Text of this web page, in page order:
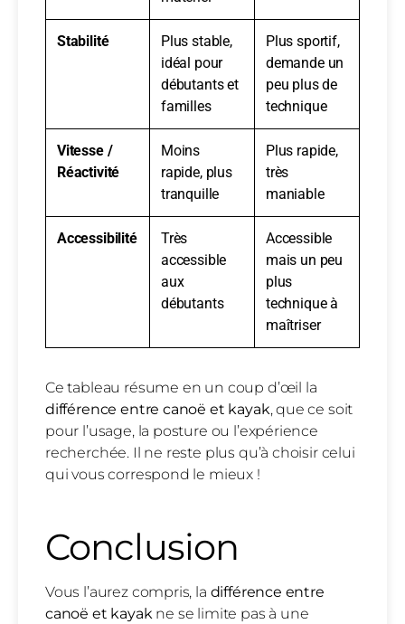
Stabilité
Plus stable,
idéal pour
débutants et
familles
Plus sportif,
demande un
peu plus de
technique
Vitesse /
Réactivité
Moins
rapide, plus
tranquille
Plus rapide,
très
maniable
Accessibilité
Très
accessible
aux
débutants
Accessible
mais un peu
plus
technique à
maîtriser
Ce tableau résume en un coup d’œil la
différence entre canoë et kayak, que ce soit
pour l’usage, la posture ou l’expérience
recherchée. Il ne reste plus qu’à choisir celui
qui vous correspond le mieux !
Conclusion
Vous l’aurez compris, la différence entre
canoë et kayakne se limite pas à une